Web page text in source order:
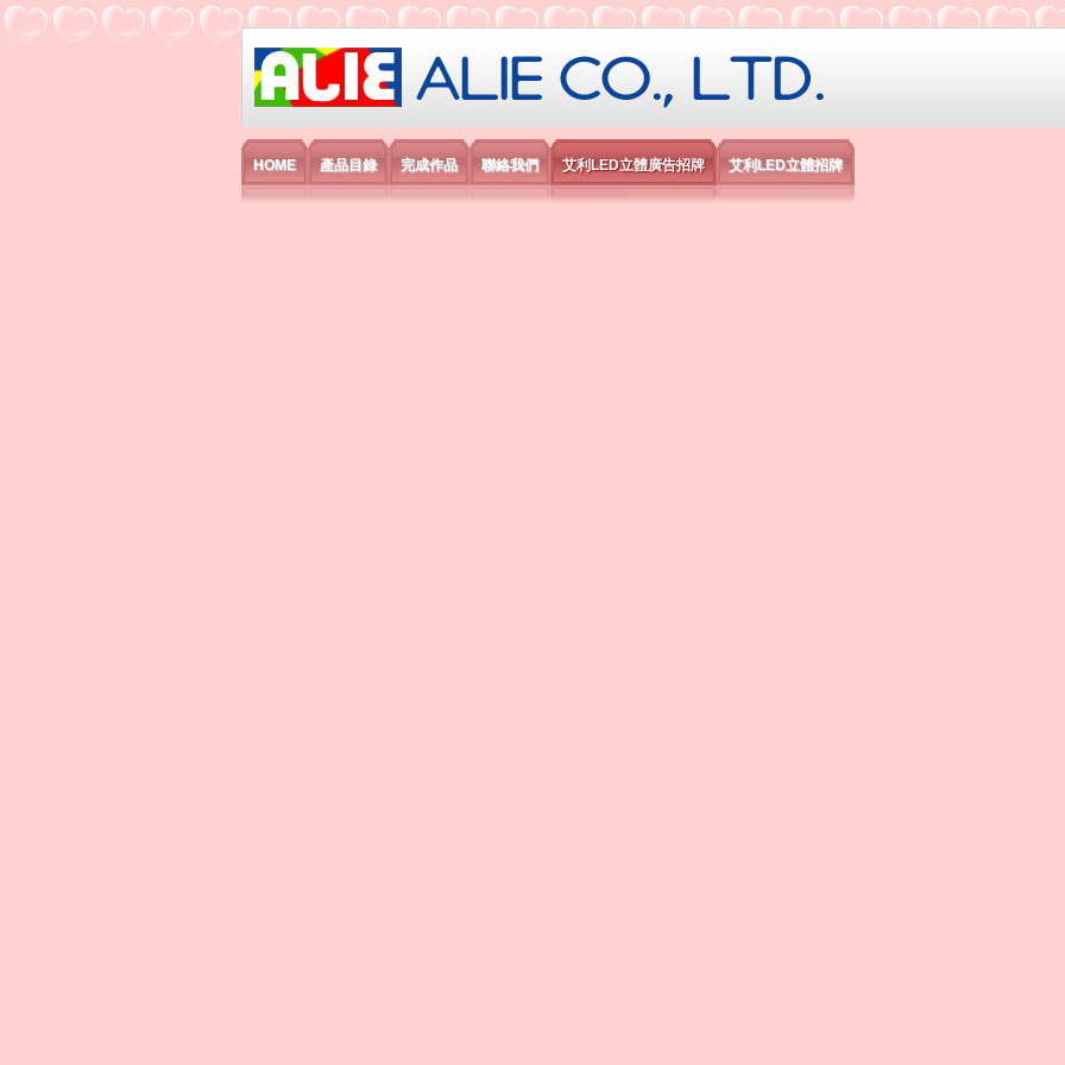
艾利國際電子有限公司
HOME 產品目錄 完成作品 聯絡我們 艾利LED立體廣告招牌 艾利LED立體招牌